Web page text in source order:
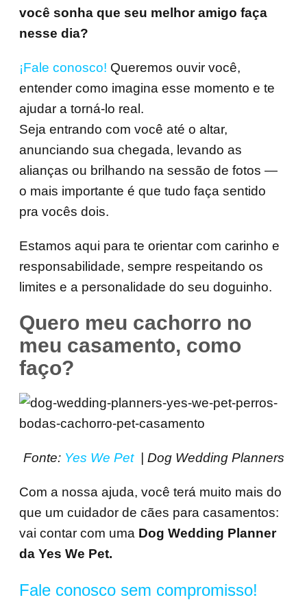
você sonha que seu melhor amigo faça
nesse dia?
¡Fale conosco! Queremos ouvir você,
entender como imagina esse momento e te
ajudar a torná-lo real.
Seja entrando com você até o altar,
anunciando sua chegada, levando as
alianças ou brilhando na sessão de fotos —
o mais importante é que tudo faça sentido
pra vocês dois.
Estamos aqui para te orientar com carinho e
responsabilidade, sempre respeitando os
limites e a personalidade do seu doguinho.
Quero meu cachorro no
meu casamento, como
faço?
Fonte: Yes We Pet | Dog Wedding Planners
Com a nossa ajuda, você terá muito mais do
que um cuidador de cães para casamentos:
vai contar com uma Dog Wedding Planner
da Yes We Pet.
Fale conosco sem compromisso!